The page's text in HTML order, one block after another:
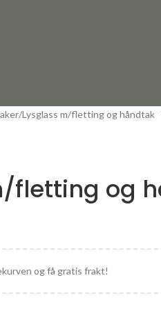
Lysglass m/fletting og håndtak
fletting og
og få gratis frakt!